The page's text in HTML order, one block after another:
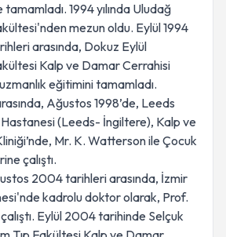
1994 yılında Uludağ
mezun oldu. Eylül 1994
arasında, Dokuz Eylül
Kalp ve Damar Cerrahisi
eğitimini tamamladı.
Ağustos 1998’de, Leeds
(Leeds- İngiltere), Kalp ve
Mr. K. Watterson ile Çocuk
çalıştı.
2004 tarihleri arasında, İzmir
kadrolu doktor olarak, Prof.
Eylül 2004 tarihinde Selçuk